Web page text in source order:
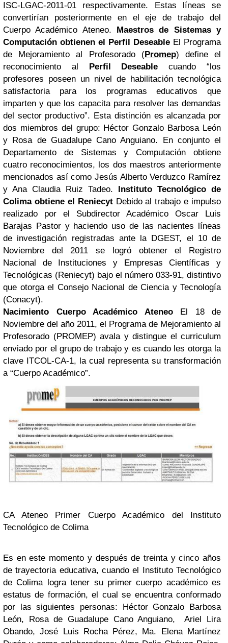
ISC-LGAC-2011-01 respectivamente. Estas líneas se
convertirían posteriormente en el eje de trabajo del
Cuerpo Académico Ateneo.
Maestros de Sistemas y
Computación obtienen el Perfil Deseable El Programa
de Mejoramiento al Profesorado (Promep) define el
reconocimiento al Perfil Deseable cuando “los
profesores poseen un nivel de habilitación tecnológica
satisfactoria para los programas educativos que
imparten y que los capacita para resolver las demandas
del sector productivo”. Esta distinción es alcanzada por
dos miembros del grupo: Héctor Gonzalo Barbosa León
y Rosa de Guadalupe Cano Anguiano. En conjunto el
Departamento de Sistemas y Computación obtiene
cuatro reconocimientos, los dos maestros anteriormente
mencionados así como Jesús Alberto Verduzco Ramírez
y Ana Claudia Ruiz Tadeo.
Instituto Tecnológico de
Colima obtiene el Reniecyt Debido al trabajo e impulso
realizado por el Subdirector Académico Oscar Luis
Barajas Pastor y haciendo uso de las nacientes líneas
de investigación registradas ante la DGEST, el 10 de
Noviembre del 2011 se logró obtener el Registro
Nacional de Instituciones y Empresas Científicas y
Tecnológicas (Reniecyt) bajo el número 033-91, distintivo
que otorga el Consejo Nacional de Ciencia y Tecnología
(Conacyt).
Nacimiento Cuerpo Académico Ateneo
El 18 de
Noviembre del año 2011, el Programa de Mejoramiento al
Profesorado (PROMEP) avala y distingue el curriculum
enviado por el grupo de trabajo y es cuando les otorga la
clave ITCOL-CA-1, la cual representa su transformación
a “Cuerpo Académico”.
CA Ateneo Primer Cuerpo Académico del Instituto
Tecnológico de Colima
Es en este momento y después de treinta y cinco años
de trayectoria educativa, cuando el Instituto Tecnológico
de Colima logra tener su primer cuerpo académico es
estatus de formación, el cual se encuentra conformado
por las siguientes personas: Héctor Gonzalo Barbosa
León, Rosa de Guadalupe Cano Anguiano, Ariel Lira
Obando, José Luis Rocha Pérez, Ma. Elena Martínez